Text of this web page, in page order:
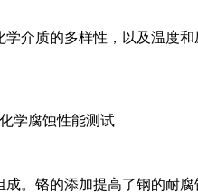
介质的多样性，以及温度
。铬的添加提高了钢的耐